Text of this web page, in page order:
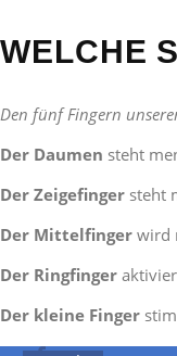
WELCHE
Den fünf Fingern
Der Daumen steht
Der Zeigefinger steht
Der Mittelfinger wird
Der Ringfinger
Der kleine Finger